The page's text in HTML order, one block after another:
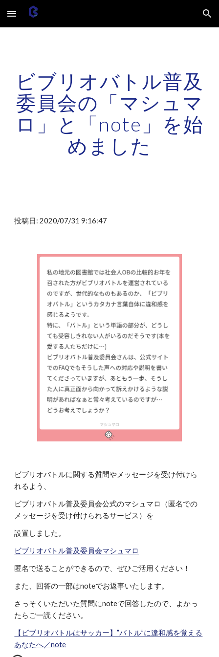
Skip to main content Skip to navigation
ビブリオバトル普及
委員会の「マシュマ
ロ」と「note」を始
めました
投稿日: 2020/07/31 9:16:47
ビブリオバトルに関する質問やメッセージを受け付けら
れるよう、
ビブリオバトル普及委員会公式のマシュマロ（匿名での
メッセージを受け付けられるサービス）を
設置しました。
ビブリオバトル普及委員会マシュマロ
匿名で送ることができるので、ぜひご活用ください！
また、回答の一部はnoteでお返事いたします。
さっそくいただいた質問にnoteで回答したので、よかっ
たらご一読ください。
【ビブリオバトルはサッカー】”バトル”に違和感を覚える
あなたへ／note